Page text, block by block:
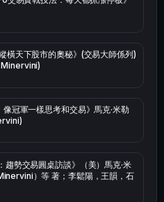
橫天下股市的奧秘》(交易大師係列)
像冠軍一樣思考和交易》馬克·米勒
趨勢交易圓桌訪談》（美）馬克·米
）等 著；李鬆陽，王韻，石